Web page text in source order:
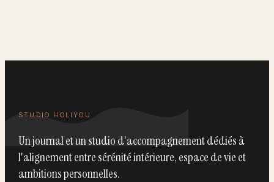
STUDIO HOLIYOU
Un journal et un studio d'accompagnement dédiés à
l'alignement entre sérénité intérieure, espace de vie et
ambitions personnelles.